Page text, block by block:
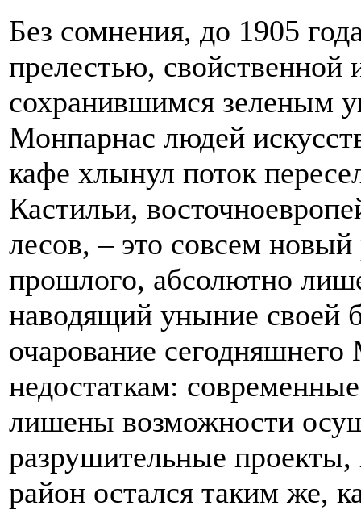
Без сомнения, до 1905
прелестью, свойственной
сохранившимся зеленым
Монпарнас людей
кафе хлынул поток
Кастильи,
лесов, – это совсем новый
прошлого, абсолютно
наводящий уныние своей
очарование
недостаткам:
лишены возможности
разрушительные
район остался таким же,